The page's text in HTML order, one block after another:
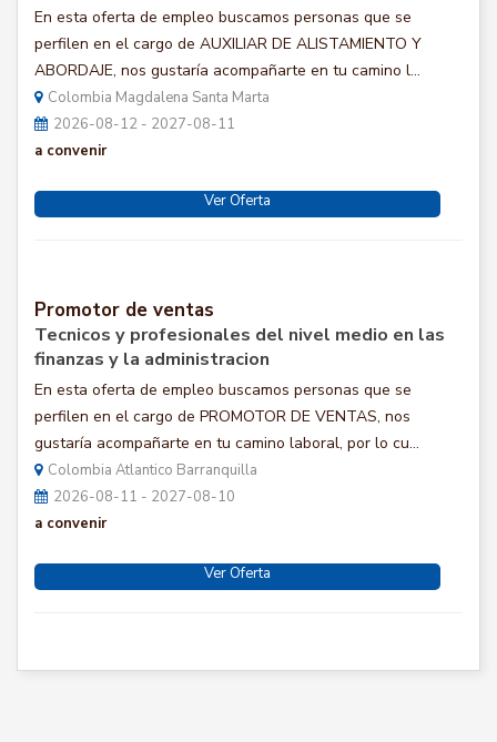
En esta oferta de empleo buscamos personas que se
perfilen en el cargo de AUXILIAR DE ALISTAMIENTO Y
ABORDAJE, nos gustaría acompañarte en tu camino l...
Colombia Magdalena Santa Marta
2026-08-12 - 2027-08-11
a convenir
Ver Oferta
Promotor de ventas
Tecnicos y profesionales del nivel medio en las
finanzas y la administracion
En esta oferta de empleo buscamos personas que se
perfilen en el cargo de PROMOTOR DE VENTAS, nos
gustaría acompañarte en tu camino laboral, por lo cu...
Colombia Atlantico Barranquilla
2026-08-11 - 2027-08-10
a convenir
Ver Oferta